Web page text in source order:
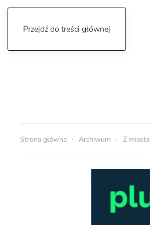
Przejdź do treści głównej
Strona główna Archiwum Z miasta